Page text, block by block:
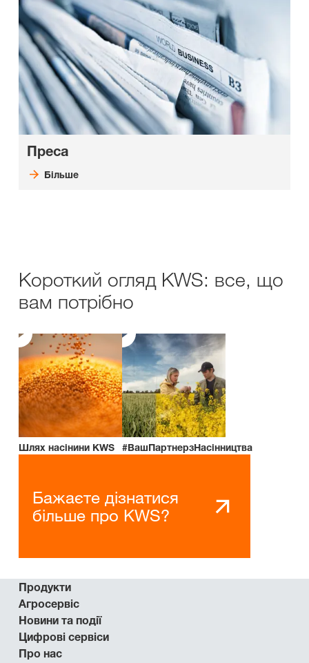
Преса
Більше
Короткий огляд KWS: все, що
вам потрібно
Шлях насінини KWS #ВашПартнерзНасінництва
Бажаєте дізнатися
більше про KWS?
Продукти
Агросервіс
Новини та події
Цифрові сервіси
Про нас